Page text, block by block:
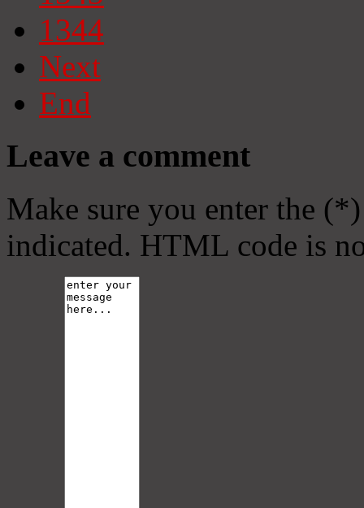
1344
Next
End
Leave a comment
Make sure you enter the
indicated. HTML code is